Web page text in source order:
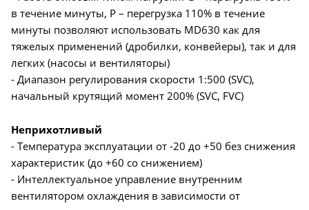
в течение минуты, P – перегрузка 110% в течение
минуты позволяют использовать MD630 как для
тяжелых применений (дробилки, конвейеры), так и для
легких (насосы и вентиляторы)
- Диапазон регулирования скорости 1:500 (SVC),
начальный крутящий момент 200% (SVC, FVC)
Неприхотливый
- Температура эксплуатации от -20 до +50 без снижения
характеристик (до +60 со снижением)
- Интеллектуальное управление внутренним
вентилятором охлаждения в зависимости от